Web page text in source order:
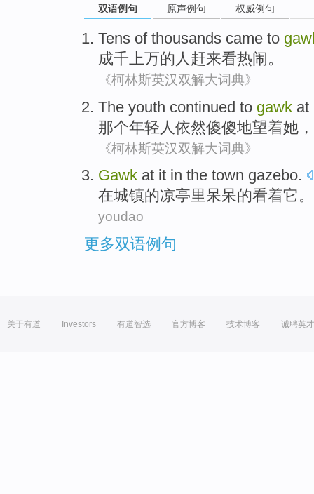
双语例句 原声例句 权威例句
Tens of thousands came to
成千 上万的人 赶来看热闹。
《柯林斯英汉双解大词典》
The youth continued to gawk at
那个年轻人 依然傻傻地望着她 ，
《柯林斯英汉双解大词典》
Gawk at it in the town gazebo.
在城镇的凉亭里呆呆的看着它。
youdao
更多双语例句
关于有道 Investors 有道智选 官方博客 技术博客 诚聘英才